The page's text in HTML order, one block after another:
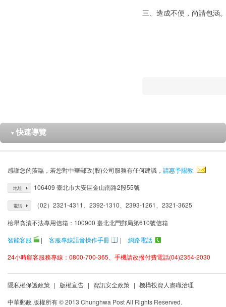
三、造成不便，尚請包涵
▼ 快速導覽
感謝您的蒞臨，若您對中華郵政(股)公司服務有任何建議， 請惠予賜教
地址 106409 臺北市大安區金山南路2段55號
電話 （02）2321-4311、2392-1310、2393-1261、2321-3625
檢舉貪瀆不法專用信箱：100900 臺北北門郵局第610號信箱
智能客服
| 客服專線語音操作手冊 |
網路電話
24小時顧客服務專線：0800-700-365、手機請改撥付費電話(04)2354-2030
隱私權保護政策 | 版權宣告 | 資訊安全政策 | 機構投資人盡職治理
中華郵政 版權所有 © 2013 Chunghwa Post All Rights Reserved.